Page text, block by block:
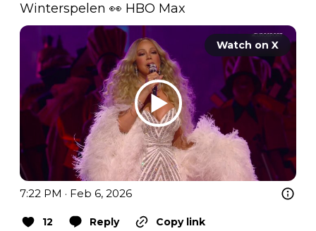
Winterspelen 👀 HBO Max
Watch on X
7:22 PM · Feb 6, 2026
12 Reply
Copy link